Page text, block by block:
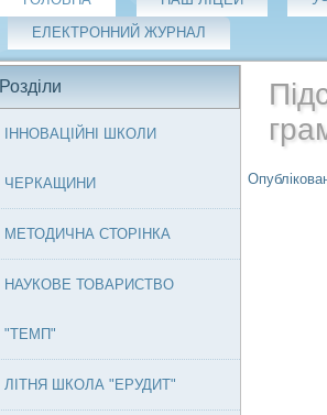
ЕЛЕКТРОННИЙ ЖУРНАЛ
Розділи
ІННОВАЦІЙНІ ШКОЛИ
ЧЕРКАЩИНИ
МЕТОДИЧНА СТОРІНКА
НАУКОВЕ ТОВАРИСТВО
"ТЕМП"
ЛІТНЯ ШКОЛА "ЕРУДИТ"